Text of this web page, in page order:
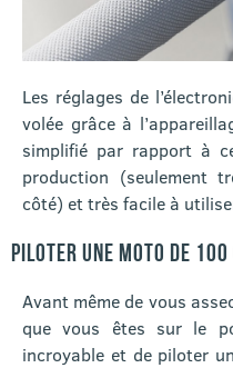
Les réglages de
volée grâce à
simplifié par rapport à
production (seulement
côté) et très facile à
PILOTER UNE MOTO DE
Avant même de vous
que vous êtes sur le
incroyable et de piloter